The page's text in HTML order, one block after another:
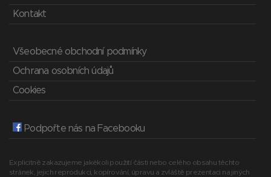
Kontakt
Všeobecné obchodní podmínky
Ochrana osobních údajů
Cookies
Podpořte nás na Facebooku
Explicitně zakazujeme jakékoli použití části nebo celého obsahu těchto
stránek, jejich reprodukci, kopírování, úpravu a zvláště prezentaci na jiných